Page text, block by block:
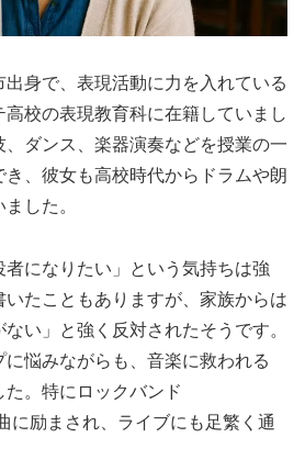
出身で、表現活動に力を入れている
校の表現教育科に在籍していまし
ダンス、楽器演奏などを授業の一
、彼女も高校時代からドラムや朗
した。
になりたい」という気持ちは強
いたこともありますが、家族からは
ない」と強く反対されたそうです。
悩みながらも、音楽に救われる
た。特にロックバンド
に励まされ、ライブにも足繁く通